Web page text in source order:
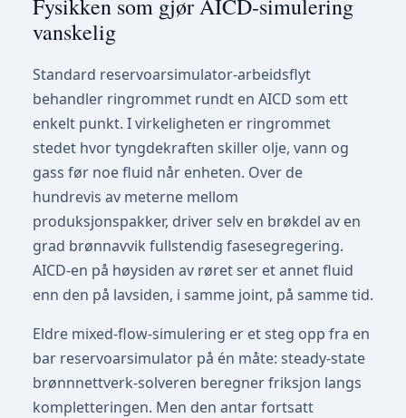
Fysikken som gjør AICD-simulering
vanskelig
Standard reservoarsimulator-arbeidsflyt
behandler ringrommet rundt en AICD som ett
enkelt punkt. I virkeligheten er ringrommet
stedet hvor tyngdekraften skiller olje, vann og
gass før noe fluid når enheten. Over de
hundrevis av meterne mellom
produksjonspakker, driver selv en brøkdel av en
grad brønnavvik fullstendig fasesegregering.
AICD-en på høysiden av røret ser et annet fluid
enn den på lavsiden, i samme joint, på samme tid.
Eldre mixed-flow-simulering er et steg opp fra en
bar reservoarsimulator på én måte: steady-state
brønnnettverk-solveren beregner friksjon langs
kompletteringen. Men den antar fortsatt